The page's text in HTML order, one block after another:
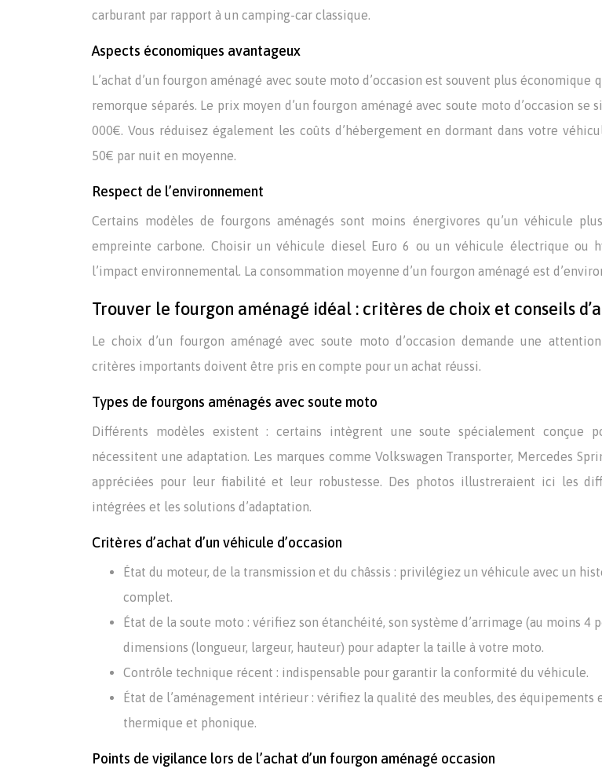
carburant par rapport à un camping-car classique.
Aspects économiques avantageux
L’achat d’un fourgon aménagé avec soute moto d’occasion est souvent plus économique
remorque séparés. Le prix moyen d’un fourgon aménagé avec soute moto d’occasion se
000€. Vous réduisez également les coûts d’hébergement en dormant dans votre
50€ par nuit en moyenne.
Respect de l’environnement
Certains modèles de fourgons aménagés sont moins énergivores qu’un véhicule
empreinte carbone. Choisir un véhicule diesel Euro 6 ou un véhicule électrique ou
l’impact environnemental. La consommation moyenne d’un fourgon aménagé est
Trouver le fourgon aménagé idéal : critères de choix et conseils
Le choix d’un fourgon aménagé avec soute moto d’occasion demande une
critères importants doivent être pris en compte pour un achat réussi.
Types de fourgons aménagés avec soute moto
Différents modèles existent : certains intègrent une soute spécialement conçue
nécessitent une adaptation. Les marques comme Volkswagen Transporter, Mercedes
appréciées pour leur fiabilité et leur robustesse. Des photos illustreraient ici les
intégrées et les solutions d’adaptation.
Critères d’achat d’un véhicule d’occasion
État du moteur, de la transmission et du châssis : privilégiez un véhicule avec un
complet.
État de la soute moto : vérifiez son étanchéité, son système d’arrimage (au moins 4
dimensions (longueur, largeur, hauteur) pour adapter la taille à votre moto.
Contrôle technique récent : indispensable pour garantir la conformité du véhicule.
État de l’aménagement intérieur : vérifiez la qualité des meubles, des équipements
thermique et phonique.
Points de vigilance lors de l’achat d’un fourgon aménagé occasion